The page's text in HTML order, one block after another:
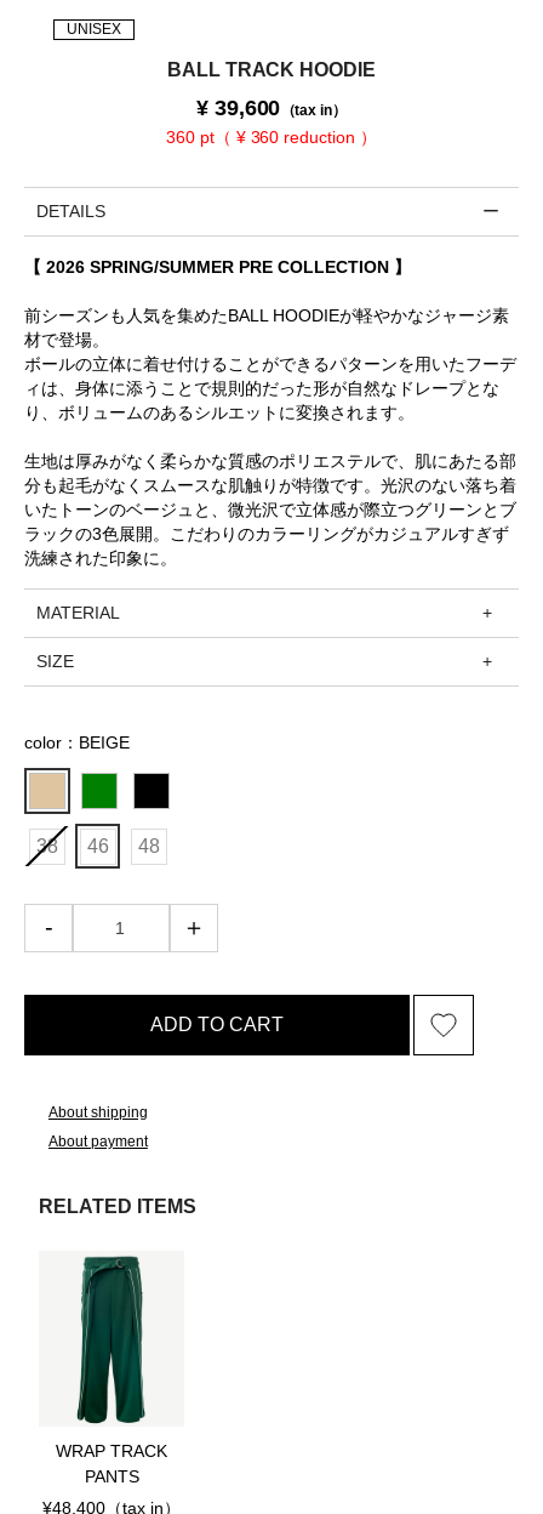
UNISEX
BALL TRACK HOODIE
¥ 39,600 （tax in）
360 pt（ ¥ 360 reduction ）
DETAILS
【 2026 SPRING/SUMMER PRE COLLECTION 】
前シーズンも人気を集めたBALL HOODIEが軽やかなジャージ素
材で登場。
ボールの立体に着せ付けることができるパターンを用いたフーデ
ィは、身体に添うことで規則的だった形が自然なドレープとな
り、ボリュームのあるシルエットに変換されます。
生地は厚みがなく柔らかな質感のポリエステルで、肌にあたる部
分も起毛がなくスムースな肌触りが特徴です。光沢のない落ち着
いたトーンのベージュと、微光沢で立体感が際立つグリーンとブ
ラックの3色展開。こだわりのカラーリングがカジュアルすぎず
洗練された印象に。
MATERIAL
SIZE
color：BEIGE
38 46 48
ADD TO CART
About shipping
About payment
RELATED ITEMS
WRAP TRACK
PANTS
¥48,400 （tax in）